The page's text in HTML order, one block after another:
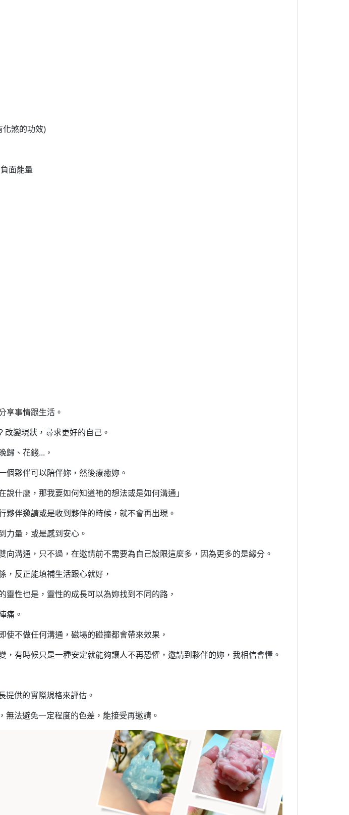
煞的功效)
面能量
享事情跟生活。
變現狀，尋求更好的自己。
歸、花錢...，
個夥伴可以陪伴妳，然後療癒妳。
什麼，那我要如何知道祂的想法或是如何溝通」
夥伴邀請或是收到夥伴的時候，就不會再出現。
力量，或是感到安心。
向溝通，只不過，在邀請前不需要為自己設限這麼多，因為更多的是緣分。
，反正能填補生活跟心就好，
靈性也是，靈性的成長可以為妳找到不同的路，
痛。
使不做任何溝通，磁場的碰撞都會帶來效果，
，有時候只是一種安定就能夠讓人不再恐懼，邀請到夥伴的妳，我相信會懂。
提供的實際規格來評估。
法避免一定程度的色差，能接受再邀請。